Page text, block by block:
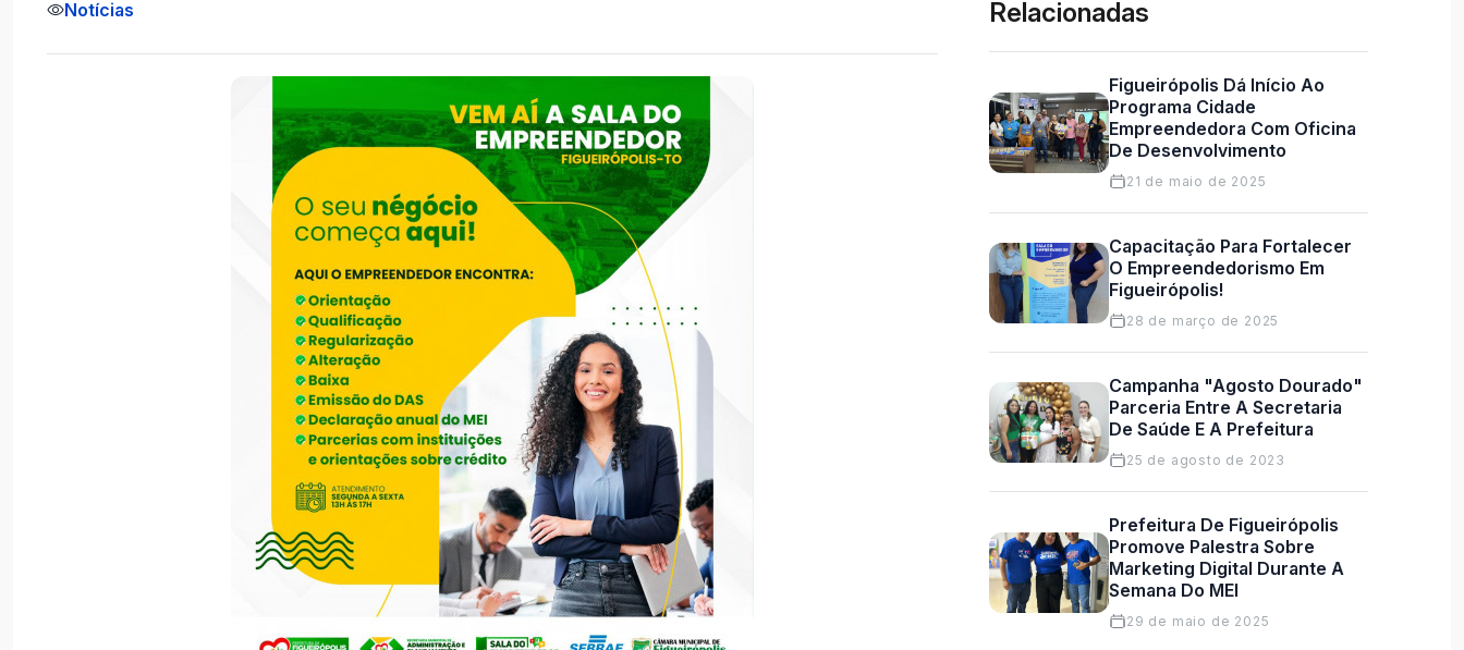
Notícias
Relacionadas
Figueirópolis Dá Início Ao
Programa Cidade
Empreendedora Com Oficina
De Desenvolvimento
21 de maio de 2025
Capacitação Para Fortalecer
O Empreendedorismo Em
Figueirópolis!
28 de março de 2025
Campanha "Agosto Dourado"
Parceria Entre A Secretaria
De Saúde E A Prefeitura
25 de agosto de 2023
Prefeitura De Figueirópolis
Promove Palestra Sobre
Marketing Digital Durante A
Semana Do MEI
29 de maio de 2025